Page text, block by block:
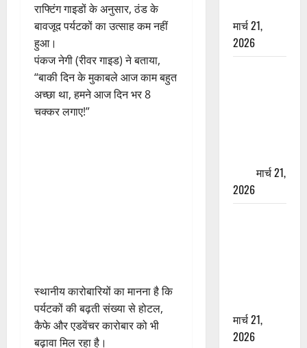
राफ्टिंग गाइडों के अनुसार, ठंड के
बावजूद पर्यटकों का उत्साह कम नहीं
हुआ।
पंकज नेगी (रीवर गाइड) ने बताया,
“बाकी दिन के मुकाबले आज काम बहुत
अच्छा था, हमने आज दिन भर 8
चक्कर लगाए!”
स्थानीय कारोबारियों का मानना है कि
पर्यटकों की बढ़ती संख्या से होटल,
कैफे और एडवेंचर कारोबार को भी
बढ़ावा मिल रहा है।
मार्च 21,
2026
मार्च 21,
2026
मार्च 21,
2026